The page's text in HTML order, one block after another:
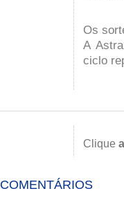
Os
A
ciclo
Clique
COMENTÁRIOS